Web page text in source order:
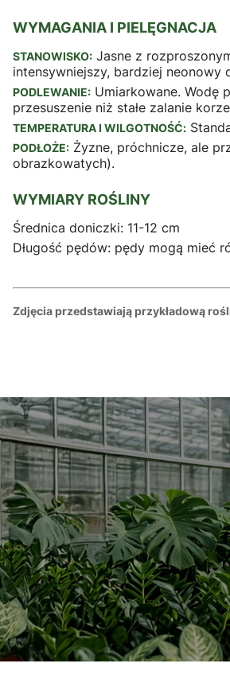
WYMAGANIA I PIELĘGNACJA
STANOWISKO: Jasne z
intensywniejszy, bardziej neonowy
PODLEWANIE: Umiarkowane. Wodę
przesuszenie niż stałe zalanie
TEMPERATURA I WILGOTNOŚĆ:
PODŁOŻE: Żyzne, próchnicze, ale
obrazkowatych).
WYMIARY ROŚLINY
Średnica doniczki: 11-12 cm
Długość pędów: pędy mogą mieć
Zdjęcia przedstawiają przykładową